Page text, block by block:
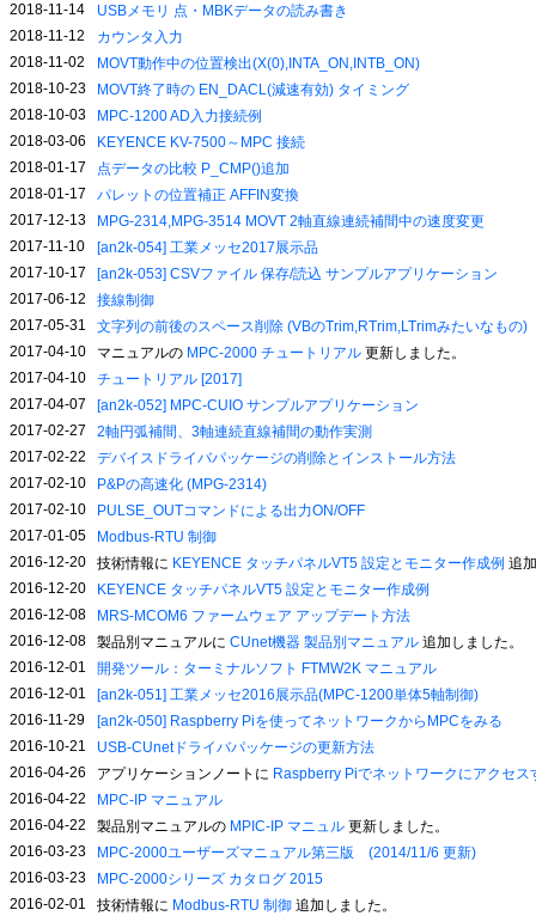
2018-11-14
USBメモリ 点・MBKデータの読み書き
2018-11-12
カウンタ入力
2018-11-02
MOVT動作中の位置検出(X(0),INTA_ON,INTB_ON)
2018-10-23
MOVT終了時の EN_DACL(減速有効) タイミング
2018-10-03
MPC-1200 AD入力接続例
2018-03-06
KEYENCE KV-7500～MPC 接続
2018-01-17
点データの比較 P_CMP()追加
2018-01-17
パレットの位置補正 AFFIN変換
2017-12-13
MPG-2314,MPG-3514 MOVT 2軸直線連続補間中の速度変更
2017-11-10
[an2k-054] 工業メッセ2017展示品
2017-10-17
[an2k-053] CSVファイル 保存/読込 サンプルアプリケーション
2017-06-12
接線制御
2017-05-31
文字列の前後のスペース削除 (VBのTrim,RTrim,LTrimみたいなもの)
2017-04-10
マニュアルの MPC-2000 チュートリアル 更新しました。
2017-04-10
チュートリアル [2017]
2017-04-07
[an2k-052] MPC-CUIO サンプルアプリケーション
2017-02-27
2軸円弧補間、3軸連続直線補間の動作実測
2017-02-22
デバイスドライバパッケージの削除とインストール方法
2017-02-10
P&Pの高速化 (MPG-2314)
2017-02-10
PULSE_OUTコマンドによる出力ON/OFF
2017-01-05
Modbus-RTU 制御
2016-12-20
技術情報に KEYENCE タッチパネルVT5 設定とモニター作成例 追
2016-12-20
KEYENCE タッチパネルVT5 設定とモニター作成例
2016-12-08
MRS-MCOM6 ファームウェア アップデート方法
2016-12-08
製品別マニュアルに CUnet機器 製品別マニュアル 追加しました。
2016-12-01
開発ツール：ターミナルソフト FTMW2K マニュアル
2016-12-01
[an2k-051] 工業メッセ2016展示品(MPC-1200単体5軸制御)
2016-11-29
[an2k-050] Raspberry Piを使ってネットワークからMPCをみる
2016-10-21
USB-CUnetドライバパッケージの更新方法
2016-04-26
アプリケーションノートに Raspberry Piでネットワークにアクセス
2016-04-22
MPC-IP マニュアル
2016-04-22
製品別マニュアルの MPIC-IP マニュル 更新しました。
2016-03-23
MPC-2000ユーザーズマニュアル第三版 (2014/11/6 更新)
2016-03-23
MPC-2000シリーズ カタログ 2015
2016-02-01
技術情報に Modbus-RTU 制御 追加しました。